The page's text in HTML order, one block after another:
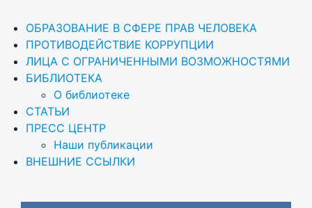
ОБРАЗОВАНИЕ В СФЕРЕ ПРАВ ЧЕЛОВЕКА
ПРОТИВОДЕЙСТВИЕ КОРРУПЦИИ
ЛИЦА С ОГРАНИЧЕННЫМИ ВОЗМОЖНОСТЯМИ
БИБЛИОТЕКА
О библиотеке
СТАТЬИ
ПРЕСС ЦЕНТР
Наши публикации
ВНЕШНИЕ ССЫЛКИ